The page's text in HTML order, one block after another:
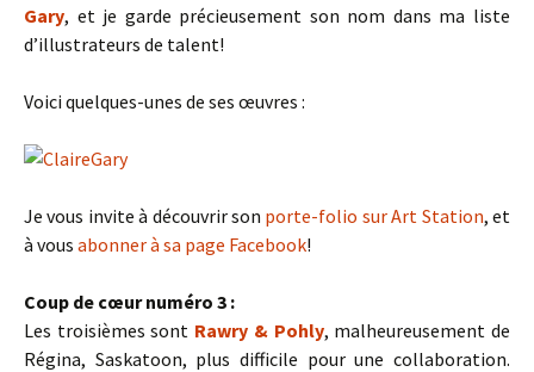
Gary, et je garde précieusement son nom dans ma liste
d’illustrateurs de talent!
Voici quelques-unes de ses œuvres :
Je vous invite à découvrir son porte-folio sur Art Station, et
à vous abonner à sa page Facebook!
Coup de cœur numéro 3 :
Les troisièmes sont Rawry & Pohly, malheureusement de
Régina, Saskatoon, plus difficile pour une collaboration.